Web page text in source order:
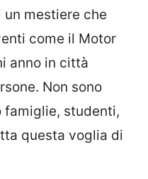
mestiere che
come il Motor
anno in città
Non sono
famiglie, studenti,
questa voglia di